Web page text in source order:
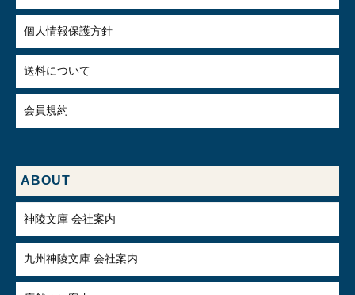
個人情報保護方針
送料について
会員規約
ABOUT
神陵文庫 会社案内
九州神陵文庫 会社案内